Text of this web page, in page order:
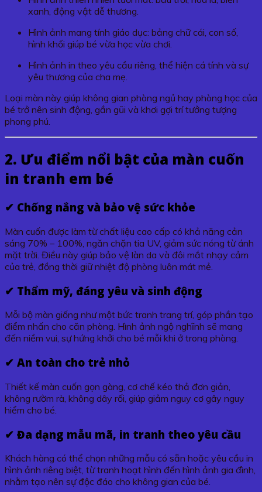
xanh, động vật dễ thương.
Hình ảnh mang tính giáo dục: bảng chữ cái, con số,
hình khối giúp bé vừa học vừa chơi.
Hình ảnh in theo yêu cầu riêng, thể hiện cá tính và sự
yêu thương của cha mẹ.
Loại màn này giúp không gian phòng ngủ hay phòng học của
bé trở nên sinh động, gần gũi và khơi gợi trí tưởng tượng
phong phú.
2. Ưu điểm nổi bật của màn cuốn
in tranh em bé
✔ Chống nắng và bảo vệ sức khỏe
Màn cuốn được làm từ chất liệu cao cấp có khả năng cản
sáng 70% – 100%, ngăn chặn tia UV, giảm sức nóng từ ánh
mặt trời. Điều này giúp bảo vệ làn da và đôi mắt nhạy cảm
của trẻ, đồng thời giữ nhiệt độ phòng luôn mát mẻ.
✔ Thẩm mỹ, đáng yêu và sinh động
Mỗi bộ màn giống như một bức tranh trang trí, góp phần tạo
điểm nhấn cho căn phòng. Hình ảnh ngộ nghĩnh sẽ mang
đến niềm vui, sự hứng khởi cho bé mỗi khi ở trong phòng.
✔ An toàn cho trẻ nhỏ
Thiết kế màn cuốn gọn gàng, cơ chế kéo thả đơn giản,
không rườm rà, không dây rối, giúp giảm nguy cơ gây nguy
hiểm cho bé.
✔ Đa dạng mẫu mã, in tranh theo yêu cầu
Khách hàng có thể chọn những mẫu có sẵn hoặc yêu cầu in
hình ảnh riêng biệt, từ tranh hoạt hình đến hình ảnh gia đình,
nhằm tạo nên sự độc đáo cho không gian của bé.